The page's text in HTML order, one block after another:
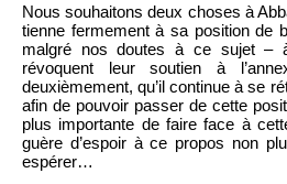
Nous souhaitons deux choses à
tienne fermement à sa position de
malgré nos doutes à ce sujet –
révoquent leur soutien à
deuxièmement, qu’il continue à se
afin de pouvoir passer de cette
plus importante de faire face à
guère d’espoir à ce propos non
espérer…